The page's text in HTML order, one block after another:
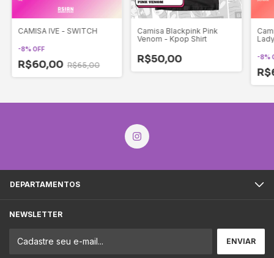
CAMISA IVE - SWITCH
-8%OFF
R$60,00 R$65,00
Camisa Blackpink Pink
Venom - Kpop Shirt
R$50,00 -8%
DEPARTAMENTOS
NEWSLETTER